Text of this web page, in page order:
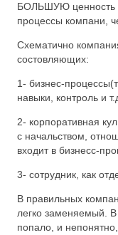
БОЛЬШУЮ ценность
процессы компани,
Схематично
состовляющих:
1- бизнес-
навыки, контроль и
2- корпоративная
с начальством,
входит в бизнесс-
3- сотрудник, как
В правильных
легко заменяемый.
попало, и